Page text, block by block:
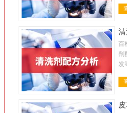
百
剂
发